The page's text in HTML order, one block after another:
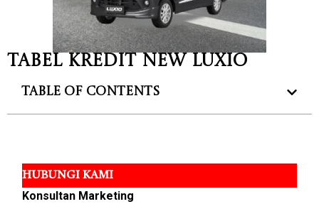
Tabel Kredit New Luxio
Table of Contents
HUBUNGI KAMI
Konsultan Marketing